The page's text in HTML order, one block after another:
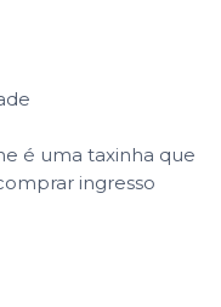
é uma taxinha que
ingresso